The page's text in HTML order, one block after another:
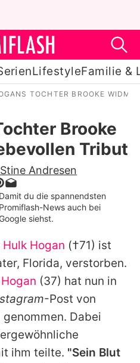
LifestyleFamilie &
& Serien
& Liebe
Promiflash
TOCHTER BROOKE
Brooke
Tribut
Andresen
Damit du die spannendsten
Promiflash-News auch bei
Google siehst.
Hulk Hogan (†71) ist
Florida, verstorben.
(37) hat nun in
-Post von
Dabei
ihm teilte. "Sein Blut